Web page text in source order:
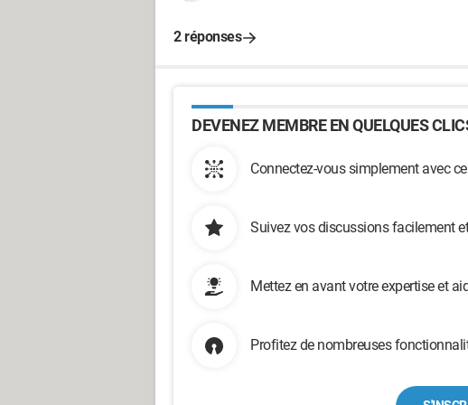
2 réponses
DEVENEZ MEMBRE EN QUELQUES
Connectez-vous simplement avec
Suivez vos discussions facilement
Mettez en avant votre expertise et
Profitez de nombreuses